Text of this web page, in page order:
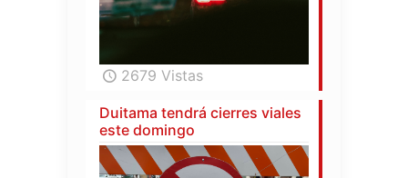
2679 Vistas
Duitama tendrá cierres viales
este domingo